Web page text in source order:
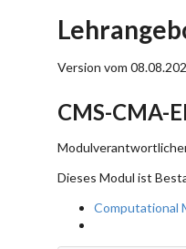
Version vom
CMS-CMA-
Dieses Modul ist
Computational